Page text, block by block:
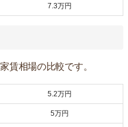
7.3万円
賃相場の比較です。
5.2万円
5万円